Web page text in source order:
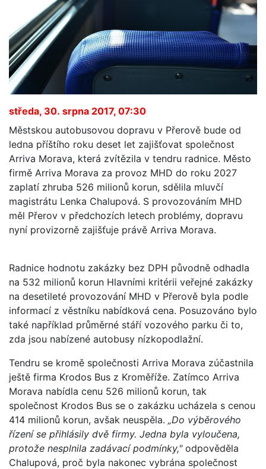
středa, 30. srpna 2017, 07:30
Městskou autobusovou dopravu v Přerově bude od
ledna příštího roku deset let zajišťovat společnost
Arriva Morava, která zvítězila v tendru radnice. Město
firmě Arriva Morava za provoz MHD do roku 2027
zaplatí zhruba 526 milionů korun, sdělila mluvčí
magistrátu Lenka Chalupová. S provozováním MHD
měl Přerov v předchozích letech problémy, dopravu
nyní provizorně zajišťuje právě Arriva Morava.
Radnice hodnotu zakázky bez DPH původně odhadla
na 532 milionů korun Hlavními kritérii veřejné zakázky
na desetileté provozování MHD v Přerově byla podle
informací z věstníku nabídková cena. Posuzováno bylo
také například průměrné stáří vozového parku či to,
zda jsou nabízené autobusy nízkopodlažní.
Tendru se kromě společnosti Arriva Morava zúčastnila
ještě firma Krodos Bus z Kroměříže. Zatímco Arriva
Morava nabídla cenu 526 milionů korun, tak
společnost Krodos Bus se o zakázku ucházela s cenou
414 milionů korun, avšak neuspěla. „Do výběrového
řízení se přihlásily dvě firmy. Jedna byla vyloučena,
protože nesplnila zadávací podmínky,"odpověděla
Chalupová, proč byla nakonec vybrána společnost